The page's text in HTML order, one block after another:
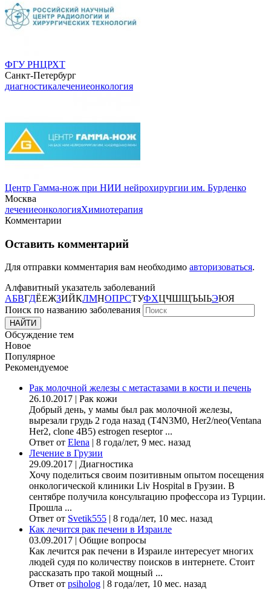
ФГУ РНЦРХТ
Санкт-Петербург
диагностикалечениеонкология
Центр Гамма-нож при НИИ нейрохирургии им. Бурденко
Москва
лечениеонкологияХимиотерапия
Комментарии
Оставить комментарий
Для отправки комментария вам необходимо авторизоваться.
Алфавитный указатель заболеваний
АБВГДЁЕЖЗИЙКЛМНОПРСТУФХЦЧШЩЪЫЬЭЮЯ
Поиск по названию заболевания
Обсуждение тем
Новое
Популярное
Рекомендуемое
Рак молочной железы с метастазами в кости и печень
26.10.2017 | Рак кожи
Добрый день, у мамы был рак молочной железы,
вырезали грудь 2 года назад (Т4N3M0, Her2/neo(Ventana
Her2, clone 4B5) estrogen reseptor ...
Ответ от Elena | 8 года/лет, 9 мес. назад
Лечение в Грузии
29.09.2017 | Диагностика
Хочу поделиться своим позитивным опытом посещения
онкологической клиники Liv Hospital в Грузии. В
сентябре получила консультацию профессора из Турции.
Прошла ...
Ответ от Svetik555 | 8 года/лет, 10 мес. назад
Как лечится рак печени в Израиле
03.09.2017 | Общие вопросы
Как лечится рак печени в Израиле интересует многих
людей судя по количеству поисков в интернете. Стоит
рассказать про такой мощный ...
Ответ от psiholog | 8 года/лет, 10 мес. назад